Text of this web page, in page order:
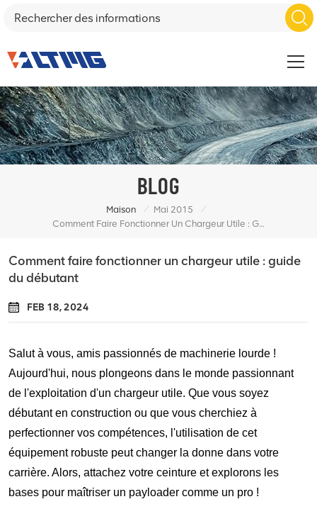
BLOG
Maison / Mai 2015
/
Comment Faire Fonctionner Un Chargeur Utile : Guide Du Débutant
Comment faire fonctionner un chargeur utile : guide
du débutant
FEB 18, 2024
Salut à vous, amis passionnés de machinerie lourde !
Aujourd'hui, nous plongeons dans le monde passionnant
de l'exploitation d'un chargeur utile. Que vous soyez
débutant en construction ou que vous cherchiez à
perfectionner vos compétences, l'utilisation de cet
équipement robuste peut changer la donne dans votre
carrière. Alors, attachez votre ceinture et explorons les
bases pour maîtriser un payloader comme un pro !